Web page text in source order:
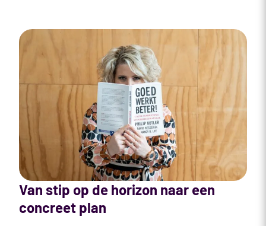
Van stip op de horizon naar een
concreet plan